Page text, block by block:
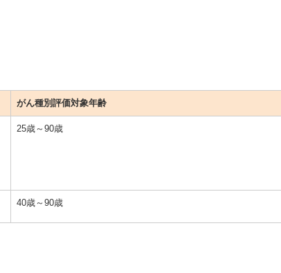
がん種別評価対象年齢
25歳～90歳
40歳～90歳